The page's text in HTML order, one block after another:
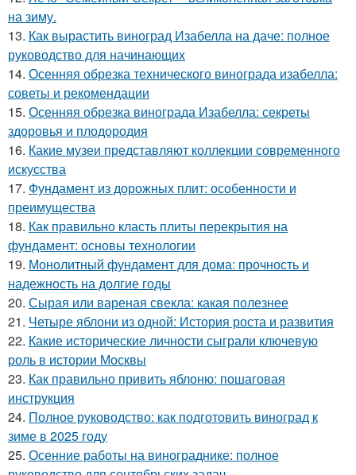
на зиму.
13. Как вырастить виноград Изабелла на даче: полное
руководство для начинающих
14. Осенняя обрезка технического винограда изабелла:
советы и рекомендации
15. Осенняя обрезка винограда Изабелла: секреты
здоровья и плодородия
16. Какие музеи представляют коллекции современного
искусства
17. Фундамент из дорожных плит: особенности и
преимущества
18. Как правильно класть плиты перекрытия на
фундамент: основы технологии
19. Монолитный фундамент для дома: прочность и
надежность на долгие годы
20. Сырая или вареная свекла: какая полезнее
21. Четыре яблони из одной: История роста и развития
22. Какие исторические личности сыграли ключевую
роль в истории Москвы
23. Как правильно привить яблоню: пошаговая
инструкция
24. Полное руководство: как подготовить виноград к
зиме в 2025 году
25. Осенние работы на винограднике: полное